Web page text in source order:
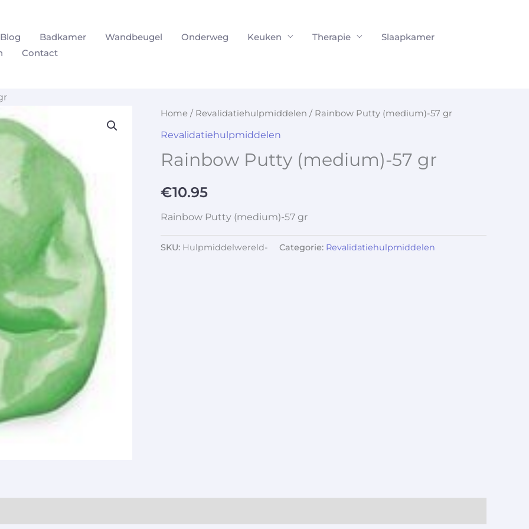
Blog Badkamer Wandbeugel Onderweg Keuken Therapie
Slaapkamer
Contact
Home / Revalidatiehulpmiddelen / Rainbow Putty (medium)-57 gr
Revalidatiehulpmiddelen
Rainbow Putty (medium)-57 gr
€10.95
Rainbow Putty (medium)-57 gr
SKU: Hulpmiddelwereld- Categorie: Revalidatiehulpmiddelen